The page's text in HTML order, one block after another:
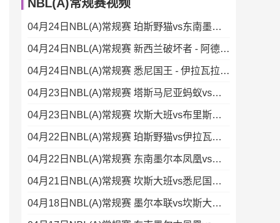
NBL(A)常规赛视频
04月24日NBL(A)常规赛 珀斯野猫vs东南墨尔本凤凰 录像
04月24日NBL(A)常规赛 新西兰破坏者 - 阿德莱德36人 录像集锦
04月24日NBL(A)常规赛 悉尼国王 - 伊拉瓦拉老鹰 录像集锦
04月23日NBL(A)常规赛 塔斯马尼亚蚂蚁vs墨尔本联 录像集锦
04月23日NBL(A)常规赛 坎斯大班vs布里斯班子弹 录像集锦
04月22日NBL(A)常规赛 珀斯野猫vs伊拉瓦拉老鹰 录像
04月22日NBL(A)常规赛 东南墨尔本凤凰vs阿德莱德36人 录像
04月21日NBL(A)常规赛 坎斯大班vs悉尼国王 录像集锦
04月18日NBL(A)常规赛 墨尔本联vs坎斯大班 录像集锦